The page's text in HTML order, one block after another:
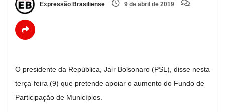
Expressão Brasiliense 9 de abril de 2019
O presidente da República, Jair Bolsonaro (PSL), disse nesta
terça-feira (9) que pretende apoiar o aumento do Fundo de
Participação de Municípios.